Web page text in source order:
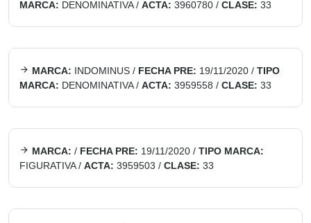
MARCA: DENOMINATIVA/ ACTA: 3960780 / CLASE: 33
MARCA: INDOMINUS / FECHA PRE: 19/11/2020 / TIPO
MARCA: DENOMINATIVA/ ACTA: 3959558 / CLASE: 33
MARCA: / FECHA PRE: 19/11/2020 / TIPO MARCA:
FIGURATIVA/ ACTA: 3959503 / CLASE: 33